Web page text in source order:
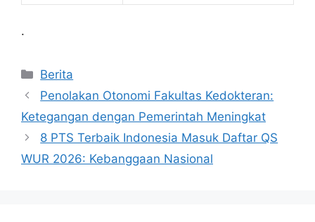
.
Kategori
Berita
Penolakan Otonomi Fakultas Kedokteran:
Ketegangan dengan Pemerintah Meningkat
8 PTS Terbaik Indonesia Masuk Daftar QS
WUR 2026: Kebanggaan Nasional